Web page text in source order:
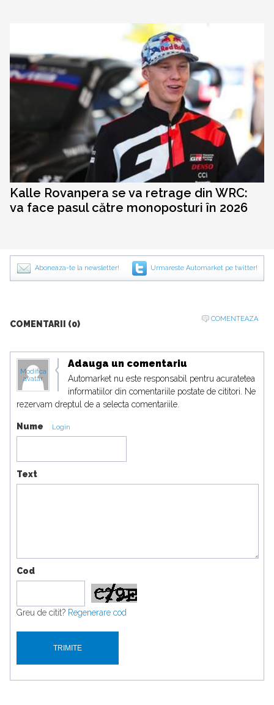
Kalle Rovanpera se va retrage din WRC:
va face pasul către monoposturi în 2026
Aboneaza-te la newsletter! Urmareste Automarket pe twitter!
COMENTARII (0)
COMENTEAZA
Modifica
avatar
Adauga un comentariu
Automarket nu este responsabil pentru acuratetea
informatiilor din comentariile postate de cititori. Ne
rezervam dreptul de a selecta comentariile.
Nume Login
Text
Cod
Greu de citit? Regenerare cod